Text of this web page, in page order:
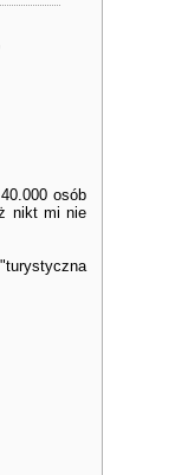
osób
nikt mi nie